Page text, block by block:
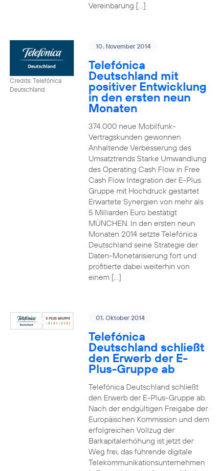
Vereinbarung […]
Credits: Telefónica
Deutschland
10. November 2014
Telefónica
Deutschland mit
positiver Entwicklung
in den ersten neun
Monaten
374.000 neue Mobilfunk-
Vertragskunden gewonnen
Anhaltende Verbesserung des
Umsatztrends Starke Umwandlung
des Operating Cash Flow in Free
Cash Flow Integration der E-Plus
Gruppe mit Hochdruck gestartet
Erwartete Synergien von mehr als
5 Milliarden Euro bestätigt
MÜNCHEN. In den ersten neun
Monaten 2014 setzte Telefónica
Deutschland seine Strategie der
Daten-Monetarisierung fort und
profitierte dabei weiterhin von
einem […]
01. Oktober 2014
Telefónica
Deutschland schließt
den Erwerb der E-
Plus-Gruppe ab
Telefónica Deutschland schließt
den Erwerb der E-Plus-Gruppe ab.
Nach der endgültigen Freigabe der
Europäischen Kommission und dem
erfolgreichen Vollzug der
Barkapitalerhöhung ist jetzt der
Weg frei, das führende digitale
Telekommunikationsunternehmen